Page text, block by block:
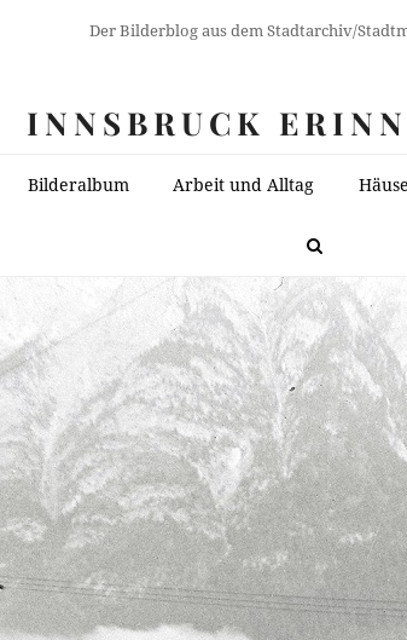
Der Bilderblog aus dem Stadtarchiv/
INNSBRUCK
Bilderalbum Arbeit und Alltag